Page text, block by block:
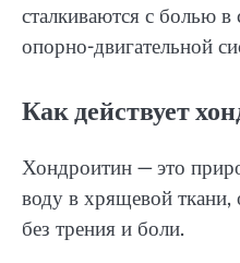
сталкиваются с болью
опорно-двигательной
Как действует
Хондроитин — это
воду в хрящевой ткани,
без трения и боли.